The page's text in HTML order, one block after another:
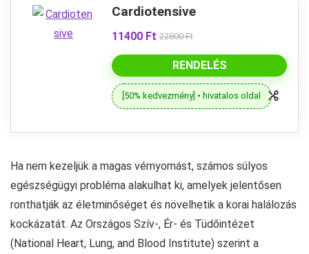
Cardiotensive
11400 Ft 22800 Ft
RENDELÉS
[50% kedvezmény] • hivatalos oldal
Ha nem kezeljük a magas vérnyomást, számos súlyos
egészségügyi probléma alakulhat ki, amelyek jelentősen
ronthatják az életminőséget és növelhetik a korai halálozás
kockázatát. Az Országos Szív-, Ér- és Tüdőintézet
(National Heart, Lung, and Blood Institute) szerint a